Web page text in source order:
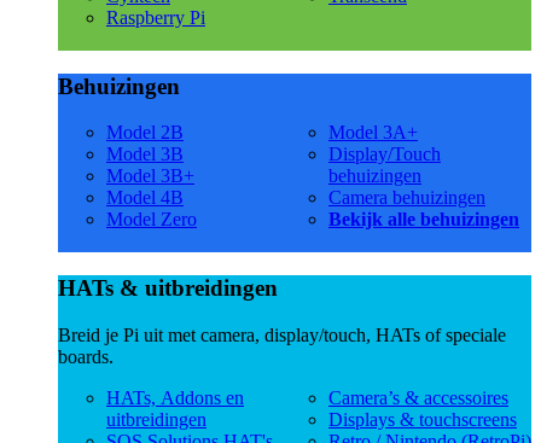
Raspberry Pi
Behuizingen
Model 2B
Model 3B
Model 3B+
Model 4B
Model Zero
Model 3A+
Display/Touch
behuizingen
Camera behuizingen
Bekijk alle behuizingen
HATs & uitbreidingen
Breid je Pi uit met camera, display/touch, HATs of speciale
boards.
HATs, Addons en
uitbreidingen
Camera’s & accessoires
Displays & touchscreens